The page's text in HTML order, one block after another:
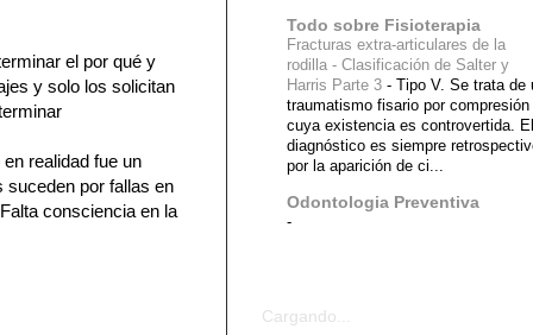
el por qué y
y solo los solicitan
realidad fue un
suceden por fallas en
consciencia en la
Todo sobre Fisioterapia
Fracturas extra-articulares de la
rodilla - Clasificación de Salter y
Harris Parte 3 - Tipo V. Se trata de
traumatismo fisario por compresión
cuya existencia es controvertida. El
diagnóstico es siempre
por la aparición de ci...
Odontologia Preventiva
-
Cargando...